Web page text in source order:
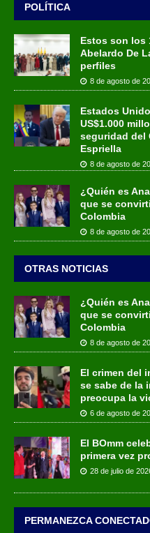
POLÍTICA
Estos son los
Abelardo De
perfiles
8 de agosto de
Estados
US$1.000
seguridad del
Espriella
8 de agosto de
¿Quién es
que se
Colombia
8 de agosto de
OTRAS NOTICIAS
¿Quién es
que se
Colombia
8 de agosto de
El crimen del
se sabe de la
preocupa la
6 de agosto de
El BOmm
primera vez
28 de julio de
PERMANEZCA